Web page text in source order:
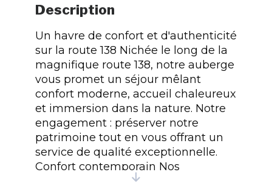
Description
Un havre de confort et d'authenticité
sur la route 138 Nichée le long de la
magnifique route 138, notre auberge
vous promet un séjour mêlant
confort moderne, accueil chaleureux
et immersion dans la nature. Notre
engagement : préserver notre
patrimoine tout en vous offrant un
service de qualité exceptionnelle.
Confort contemporain Nos
installations élégantes et